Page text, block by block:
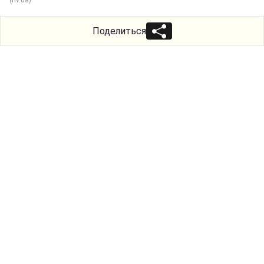
Поделиться